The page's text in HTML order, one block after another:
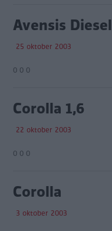
Avensis Diesel
25 oktober 2003
0 0 0
Corolla 1,6
22 oktober 2003
0 0 0
Corolla
3 oktober 2003